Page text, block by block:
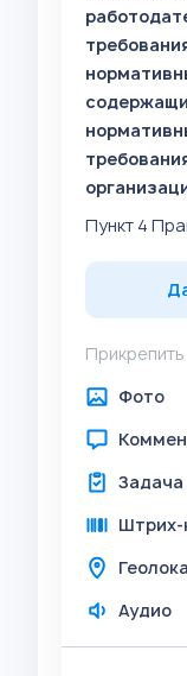
Пункт 4
Прикрепить
Фото
Задача
Штрих-
Аудио